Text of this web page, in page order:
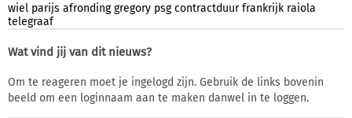
wiel parijs afronding gregory psg contractduur frankrijk raiola
telegraaf
Wat vind jij van dit nieuws?
Om te reageren moet je ingelogd zijn. Gebruik de links bovenin
beeld om een loginnaam aan te maken danwel in te loggen.